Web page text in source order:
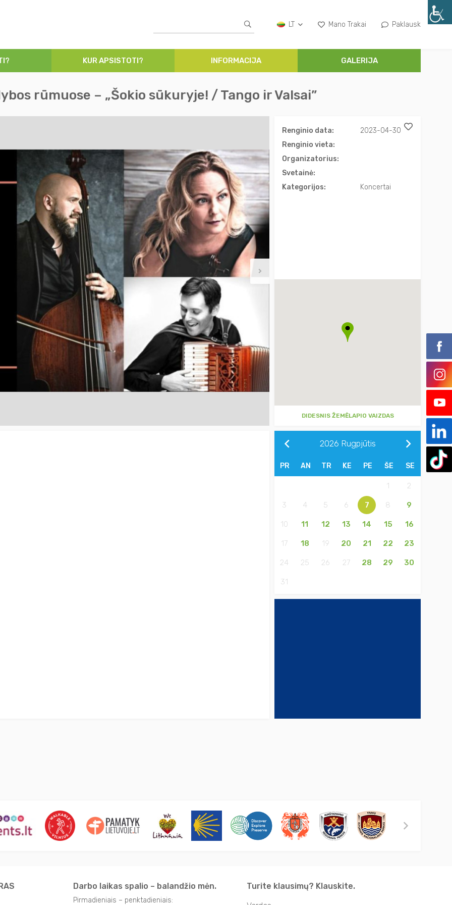
LT Mano Trakai Paklausk
KUR APSISTOTI? INFORMACIJA GALERIJA
rūmuose – „Šokio sūkuryje! / Tango ir Valsai”
Renginio data:
2023-04-30
Renginio vieta:
Organizatorius:
Svetainė:
Kategorijos:
Koncertai
DIDESNIS ŽEMĖLAPIO VAIZDAS
2026 Rugpjūtis
PR AN TR KE PE ŠE SE
1 2
3 4 5 6 7 8 9
10 11 12 13 14 15 16
17 18 19 20 21 22 23
24 25 26 27 28 29 30
31
Darbo laikas spalio – balandžio mėn.
Pirmadieniais – penktadieniais:
Turite klausimų? Klauskite.